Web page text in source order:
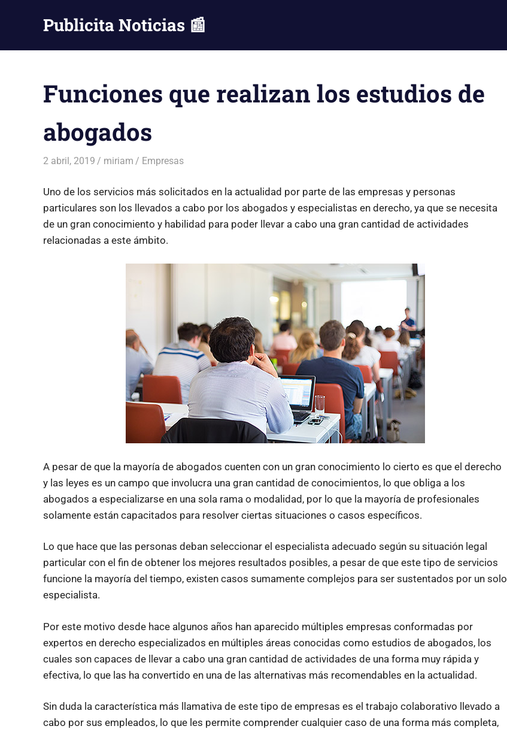
Publicita Noticias 📰
Funciones que realizan los estudios de
abogados
2 abril, 2019 miriam Empresas
Uno de los servicios más solicitados en la actualidad por parte de las empresas y personas
particulares son los llevados a cabo por los abogados y especialistas en derecho, ya que se necesita
de un gran conocimiento y habilidad para poder llevar a cabo una gran cantidad de actividades
relacionadas a este ámbito.
A pesar de que la mayoría de abogados cuenten con un gran conocimiento lo cierto es que el derecho
y las leyes es un campo que involucra una gran cantidad de conocimientos, lo que obliga a los
abogados a especializarse en una sola rama o modalidad, por lo que la mayoría de profesionales
solamente están capacitados para resolver ciertas situaciones o casos específicos.
Lo que hace que las personas deban seleccionar el especialista adecuado según su situación legal
particular con el fin de obtener los mejores resultados posibles, a pesar de que este tipo de servicios
funcione la mayoría del tiempo, existen casos sumamente complejos para ser sustentados por un solo
especialista.
Por este motivo desde hace algunos años han aparecido múltiples empresas conformadas por
expertos en derecho especializados en múltiples áreas conocidas como estudios de abogados, los
cuales son capaces de llevar a cabo una gran cantidad de actividades de una forma muy rápida y
efectiva, lo que las ha convertido en una de las alternativas más recomendables en la actualidad.
Sin duda la característica más llamativa de este tipo de empresas es el trabajo colaborativo llevado a
cabo por sus empleados, lo que les permite comprender cualquier caso de una forma más completa,